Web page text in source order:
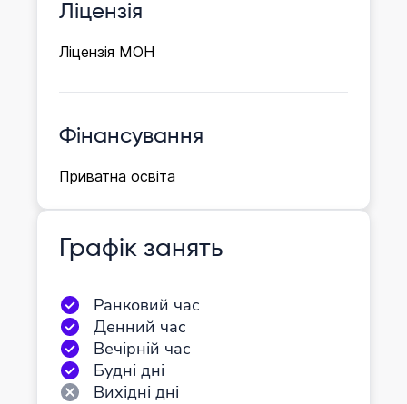
Ліцензія
Ліцензія МОН
Фінансування
Приватна освіта
Графік занять
Ранковий час
Денний час
Вечірній час
Будні дні
Вихідні дні